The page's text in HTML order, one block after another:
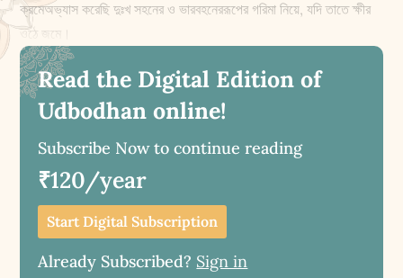
ক্রমেঅভ্যাস করেছি দুঃখ সহনের ও ভারবহনেররূপের গরিমা নিয়ে, যদি তাতে ক্ষীর
ওঠে জমে।
Read the Digital Edition of
Udbodhan online!
Subscribe Now to continue reading
₹120/year
Start Digital Subscription
Already Subscribed? Sign in